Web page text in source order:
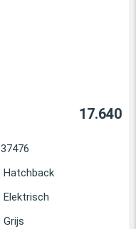
17.640
37476
Hatchback
Elektrisch
Grijs